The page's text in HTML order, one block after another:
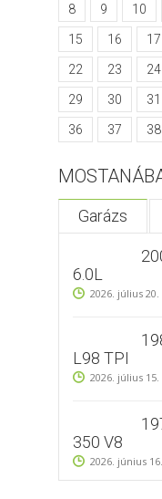
8 9 10
15 16 17
22 23 24
29 30 31
36 37 38
Garázs
6.0L
2026. július 20.
L98 TPI
2026. július 15.
350 V8
2026. június 16.